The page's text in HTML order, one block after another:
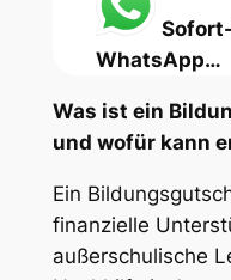
WhatsApp…
Was ist ein
und wofür kann
Ein
finanzielle
außerschulische